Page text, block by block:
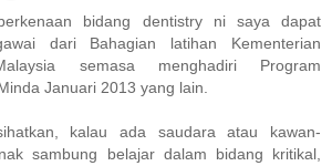
bidang dentistry ni saya dapat
dari Bahagian latihan Kementerian
semasa menghadiri Program
Januari 2013 yang lain.
kalau ada saudara atau kawan-
sambung belajar dalam bidang kritikal,